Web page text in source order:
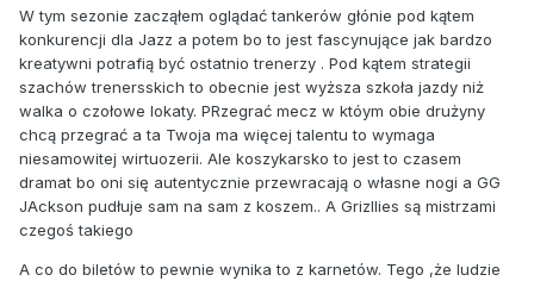
W tym sezonie zacząłem oglądać tankerów głónie pod kątem
konkurencji dla Jazz a potem bo to jest fascynujące jak bardzo
kreatywni potrafią być ostatnio trenerzy . Pod kątem strategii
szachów trenersskich to obecnie jest wyższa szkoła jazdy niż
walka o czołowe lokaty. PRzegrać mecz w któym obie drużyny
chcą przegrać a ta Twoja ma więcej talentu to wymaga
niesamowitej wirtuozerii. Ale koszykarsko to jest to czasem
dramat bo oni się autentycznie przewracają o własne nogi a GG
JAckson pudłuje sam na sam z koszem.. A Grizllies są mistrzami
czegoś takiego
A co do biletów to pewnie wynika to z karnetów. Tego ,że ludzie